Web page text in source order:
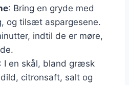
: Bring en gryde med
og tilsæt aspargesene.
indtil de er møre,
: I en skål, bland græsk
citronsaft, salt og